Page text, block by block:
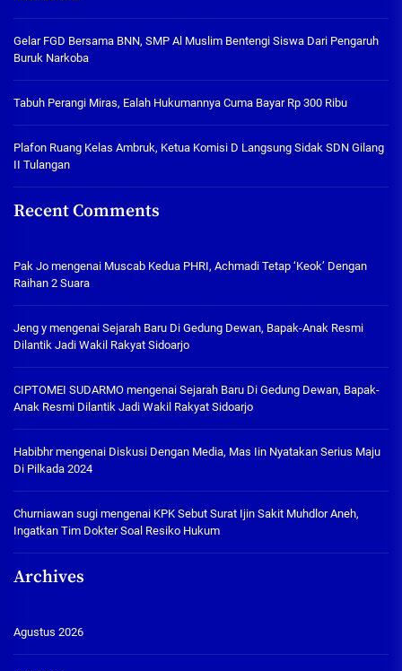
Gelar FGD Bersama BNN, SMP Al Muslim Bentengi Siswa Dari Pengaruh
Buruk Narkoba
Tabuh Perangi Miras, Ealah Hukumannya Cuma Bayar Rp 300 Ribu
Plafon Ruang Kelas Ambruk, Ketua Komisi D Langsung Sidak SDN Gilang
II Tulangan
Recent Comments
Pak Jo mengenai Muscab Kedua PHRI, Achmadi Tetap ‘Keok’ Dengan
Raihan 2 Suara
Jeng y mengenai Sejarah Baru Di Gedung Dewan, Bapak-Anak Resmi
Dilantik Jadi Wakil Rakyat Sidoarjo
CIPTOMEI SUDARMO mengenai Sejarah Baru Di Gedung Dewan, Bapak-
Anak Resmi Dilantik Jadi Wakil Rakyat Sidoarjo
Habibhrmengenai Diskusi Dengan Media, Mas Iin Nyatakan Serius Maju
Di Pilkada 2024
Churniawan sugi mengenai KPK Sebut Surat Ijin Sakit Muhdlor Aneh,
Ingatkan Tim Dokter Soal Resiko Hukum
Archives
Agustus 2026